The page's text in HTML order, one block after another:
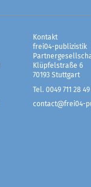
Kontakt
frei04-publizistik
Klüpfelstraße 6
70193 Stuttgart
Tel. 0049 711 28 49
contact@frei04-